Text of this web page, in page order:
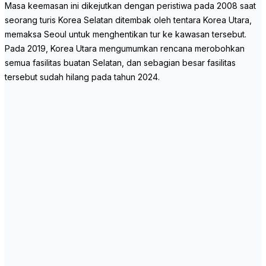
Masa keemasan ini dikejutkan dengan peristiwa pada 2008 saat
seorang turis Korea Selatan ditembak oleh tentara Korea Utara,
memaksa Seoul untuk menghentikan tur ke kawasan tersebut.
Pada 2019, Korea Utara mengumumkan rencana merobohkan
semua fasilitas buatan Selatan, dan sebagian besar fasilitas
tersebut sudah hilang pada tahun 2024.